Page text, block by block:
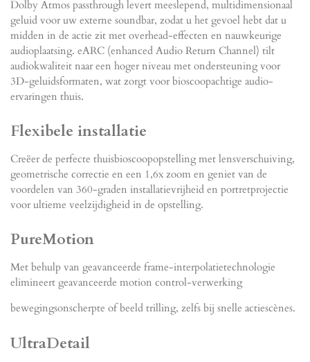
Dolby Atmos passthrough levert meeslepend, multidimensionaal
geluid voor uw externe soundbar, zodat u het gevoel hebt dat u
midden in de actie zit met overhead-effecten en nauwkeurige
audioplaatsing. eARC (enhanced Audio Return Channel) tilt
audiokwaliteit naar een hoger niveau met ondersteuning voor
3D-geluidsformaten, wat zorgt voor bioscoopachtige audio-
ervaringen thuis.
Flexibele installatie
Creëer de perfecte thuisbioscoopopstelling met lensverschuiving,
geometrische correctie en een 1,6x zoom en geniet van de
voordelen van 360-graden installatievrijheid en portretprojectie
voor ultieme veelzijdigheid in de opstelling.
PureMotion
Met behulp van geavanceerde frame-interpolatietechnologie
elimineert geavanceerde motion control-verwerking
bewegingsonscherpte of beeld trilling, zelfs bij snelle actiescènes.
UltraDetail